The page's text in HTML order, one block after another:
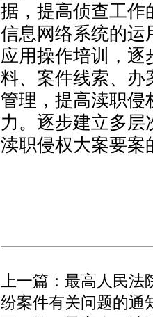
据，提高侦查工作
信息网络系统的运
应用操作培训，逐
料、案件线索、办
管理，提高渎职侵
力。逐步建立多
渎职侵权大案要案
上一篇： 最高人民法
纷案件有关问题的通